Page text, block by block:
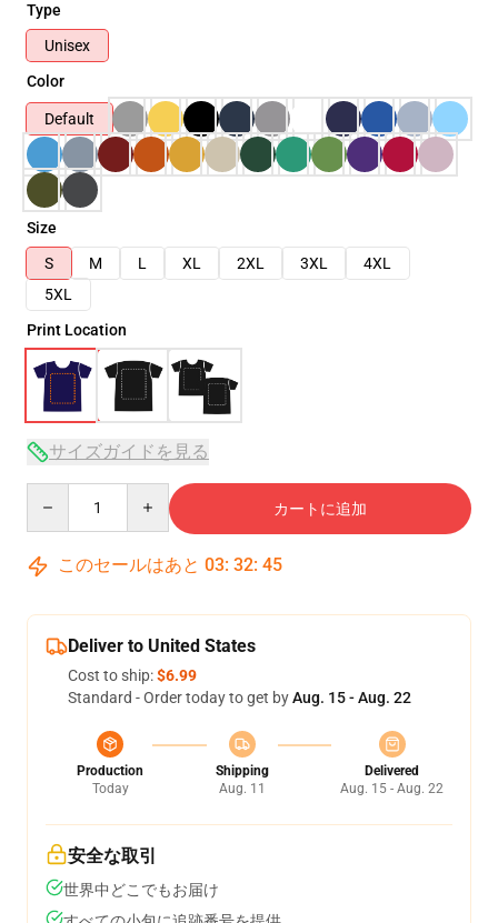
Type
Unisex
Color
Default
Size
S
M L XL 2XL 3XL
4XL
5XL
Print Location
サイズガイドを見る
カートに追加
このセールはあと 03: 32: 45
Deliver to United States
Cost to ship:$6.99
Standard - Order today to get byAug. 15 - Aug. 22
Production
Today
Shipping
Aug. 11
Delivered
Aug. 15 - Aug. 22
安全な取引
世界中どこでもお届け